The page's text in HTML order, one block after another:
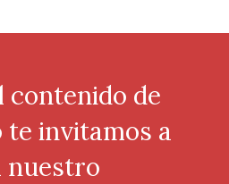
contenido de
invitamos a
nuestro